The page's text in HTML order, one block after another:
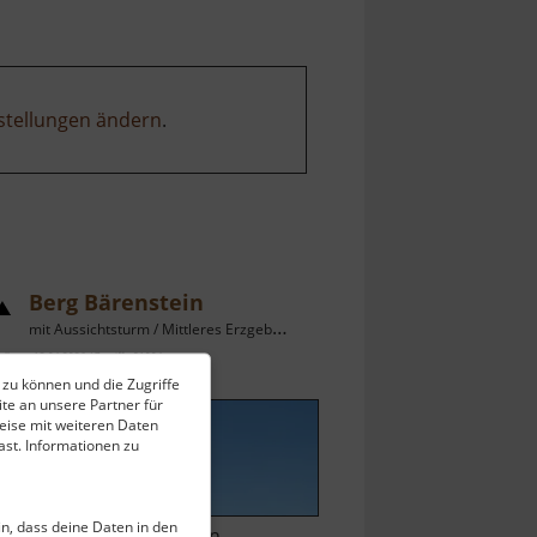
können und die Zugriffe
an unsere Partner für
mit weiteren Daten
Informationen zu
dass deine Daten in den
ändern.
Berg Bärenstein
mit Aussichtsturm / Mittleres Erzgebirge
vom 13.04.2026 / Zugriffe: 81994
vom aktuellen Standort